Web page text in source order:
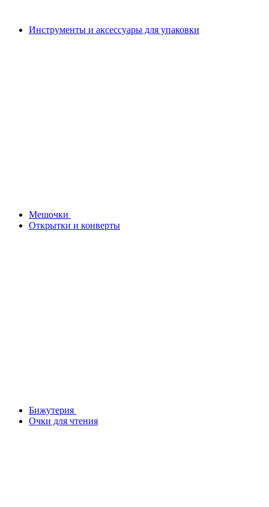
Инструменты и аксессуары для упаковки
Мешочки
Открытки и конверты
Бижутерия
Очки для чтения